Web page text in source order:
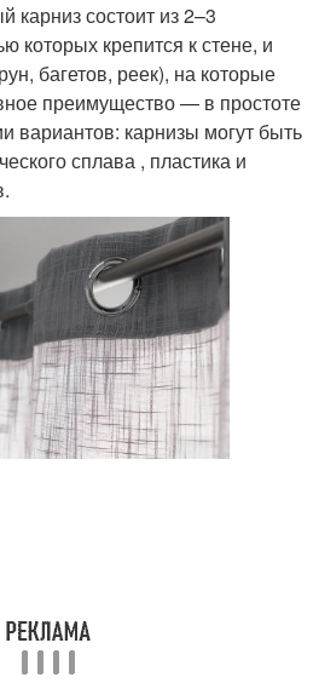
карниз состоит из 2–3
которых крепится к стене, и
багетов, реек), на которые
преимущество — в простоте
вариантов: карнизы могут быть
сплава , пластика и